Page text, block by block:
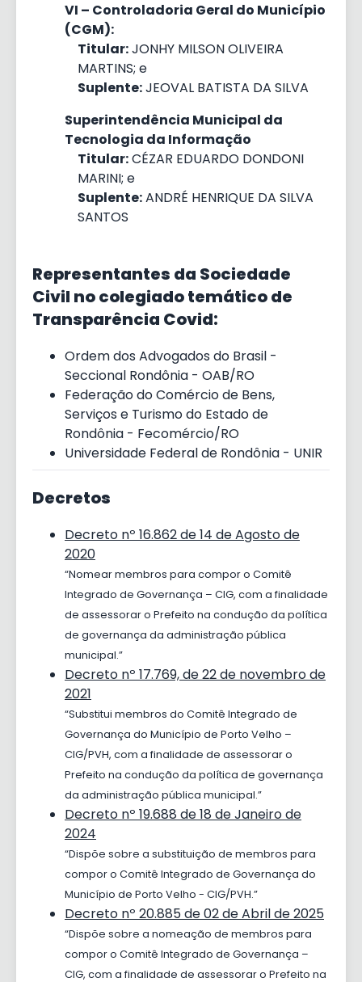
VI – Controladoria Geral do Município
(CGM):
Titular:JONHY MILSON OLIVEIRA
MARTINS; e
Suplente:JEOVAL BATISTA DA SILVA
Superintendência Municipal da
Tecnologia da Informação
Titular:CÉZAR EDUARDO DONDONI
MARINI; e
Suplente:ANDRÉ HENRIQUE DA SILVA
SANTOS
Representantes da Sociedade
Civil no colegiado temático de
Transparência Covid:
Ordem dos Advogados do Brasil -
Seccional Rondônia - OAB/RO
Federação do Comércio de Bens,
Serviços e Turismo do Estado de
Rondônia - Fecomércio/RO
Universidade Federal de Rondônia - UNIR
Decretos
Decreto nº 16.862 de 14 de Agosto de
2020
“Nomear membros para compor o Comitê
Integrado de Governança – CIG, com a finalidade
de assessorar o Prefeito na condução da política
de governança da administração pública
municipal.”
Decreto nº 17.769, de 22 de novembro de
2021
“Substitui membros do Comitê Integrado de
Governança do Município de Porto Velho –
CIG/PVH, com a finalidade de assessorar o
Prefeito na condução da política de governança
da administração pública municipal.”
Decreto nº 19.688 de 18 de Janeiro de
2024
“Dispõe sobre a substituição de membros para
compor o Comitê Integrado de Governança do
Município de Porto Velho - CIG/PVH.”
Decreto nº 20.885 de 02 de Abril de 2025
“Dispõe sobre a nomeação de membros para
compor o Comitê Integrado de Governança –
CIG, com a finalidade de assessorar o Prefeito na